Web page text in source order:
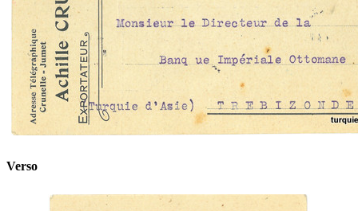
Verso